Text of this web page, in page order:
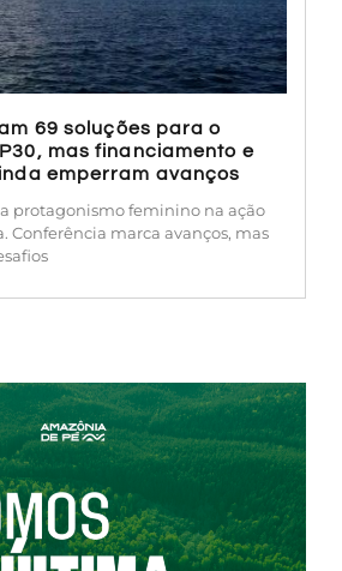
69 soluções para o
mas financiamento e
emperram avanços
protagonismo feminino na ação
Conferência marca avanços, mas